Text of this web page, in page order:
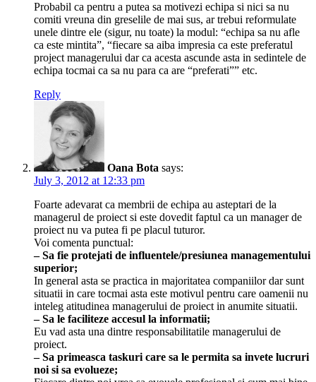
Probabil ca pentru a putea sa motivezi echipa si nici sa nu
comiti vreuna din greselile de mai sus, ar trebui reformulate
unele dintre ele (sigur, nu toate) la modul: “echipa sa nu afle
ca este mintita”, “fiecare sa aiba impresia ca este preferatul
project managerului dar ca acesta ascunde asta in sedintele de
echipa tocmai ca sa nu para ca are “preferati”” etc.
Reply
Oana Bota says:
July 3, 2012 at 12:33 pm
Foarte adevarat ca membrii de echipa au asteptari de la
managerul de proiect si este dovedit faptul ca un manager de
proiect nu va putea fi pe placul tuturor.
Voi comenta punctual:
– Sa fie protejati de influentele/presiunea managementului
superior;
In general asta se practica in majoritatea companiilor dar sunt
situatii in care tocmai asta este motivul pentru care oamenii nu
inteleg atitudinea managerului de proiect in anumite situatii.
– Sa le faciliteze accesul la informatii;
Eu vad asta una dintre responsabilitatile managerului de
proiect.
– Sa primeasca taskuri care sa le permita sa invete lucruri
noi si sa evolueze;